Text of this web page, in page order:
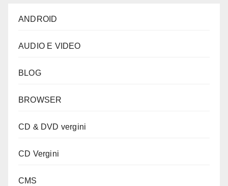
ANDROID
AUDIO E VIDEO
BLOG
BROWSER
CD & DVD vergini
CD Vergini
CMS